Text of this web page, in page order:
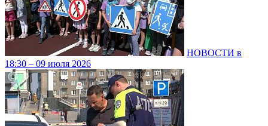
НОВОСТИ в
18:30 – 09 июля 2026